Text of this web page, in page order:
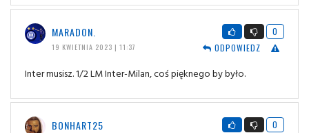
MARADON.
19 KWIETNIA 2023 | 11:37
0
ODPOWIEDZ
Inter musisz. 1/2 LM Inter-Milan, coś pięknego by było.
BONHART25
0